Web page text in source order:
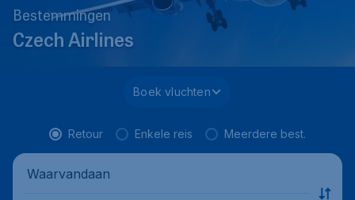
Bestemmingen
Czech Airlines
Boek vluchten
Retour Enkele reis Meerdere best.
Waarvandaan